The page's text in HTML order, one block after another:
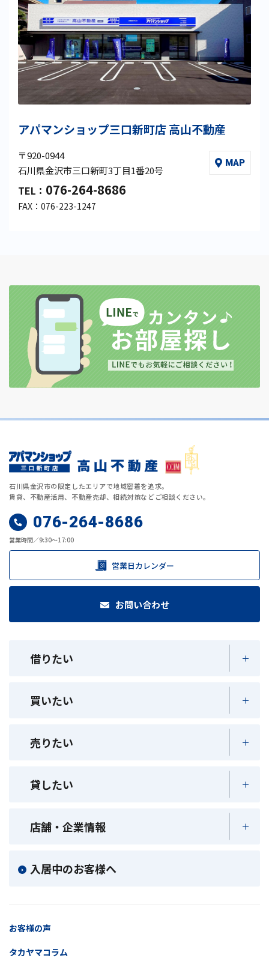
アパマンショップ三口新町店 高山不動産
〒920-0944
石川県金沢市三口新町3丁目1番20号
MAP
TEL： 076-264-8686
FAX：076-223-1247
石川県金沢市の限定したエリアで地域密着を追求。
賃貸、不動産活用、不動産売却、相続対策などご相談ください。
076-264-8686
営業時間／9:30～17:00
営業日カレンダー
お問い合わせ
借りたい
買いたい
売りたい
貸したい
店舗・企業情報
入居中のお客様へ
お客様の声
タカヤマコラム